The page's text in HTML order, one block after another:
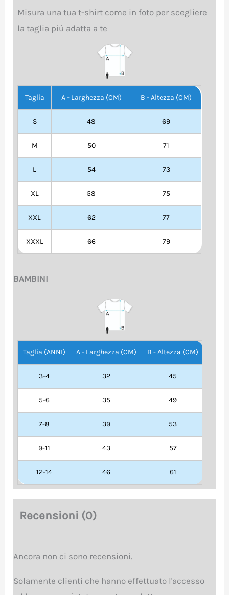
Misura una tua t-shirt come in foto per scegliere
la taglia più adatta a te
Taglia A - Larghezza (CM) B - Altezza (CM)
S 48 69
M 50 71
L 54 73
XL 58 75
XXL 62 77
XXXL 66 79
BAMBINI
Taglia (ANNI) A - Larghezza (CM) B - Altezza (CM)
3-4 32 45
5-6 35 49
7-8 39 53
9-11 43 57
12-14 46 61
Recensioni (0)
Ancora non ci sono recensioni.
Solamente clienti che hanno effettuato l'accesso